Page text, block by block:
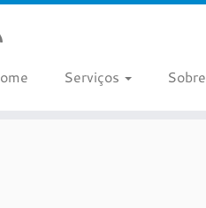
Serviços Sobre